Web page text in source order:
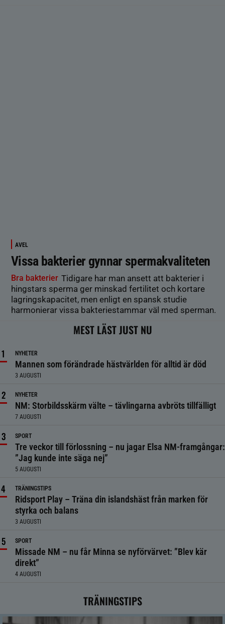
AVEL
Vissa bakterier gynnar spermakvaliteten
Bra bakterier Tidigare har man ansett att bakterier i
hingstars sperma ger minskad fertilitet och kortare
lagringskapacitet, men enligt en spansk studie
harmonierar vissa bakteriestammar väl med sperman.
MEST LÄST JUST NU
NYHETER
Mannen som förändrade hästvärlden för alltid är död
3 AUGUSTI
NYHETER
NM: Storbildsskärm välte – tävlingarna avbröts tillfälligt
7 AUGUSTI
SPORT
Tre veckor till förlossning – nu jagar Elsa NM-framgångar:
”Jag kunde inte säga nej”
5 AUGUSTI
TRÄNINGSTIPS
Ridsport Play – Träna din islandshäst från marken för
styrka och balans
3 AUGUSTI
SPORT
Missade NM – nu får Minna se nyförvärvet: ”Blev kär
direkt”
4 AUGUSTI
TRÄNINGSTIPS